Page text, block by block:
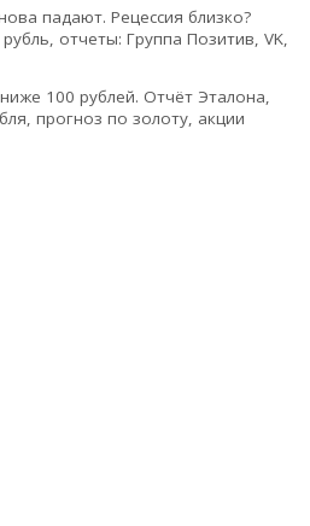
падают. Рецессия близко?
отчеты: Группа Позитив, VK,
100 рублей. Отчёт Эталона,
прогноз по золоту, акции